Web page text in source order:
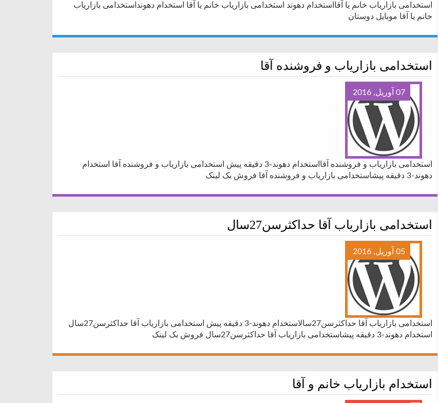
استخدامی بازاریاب خانم یا آقااستخدام دهوند استخدامی بازاریاب خانم یا آقا استخدام دهونداستخدامی بازاریاب
خانم یا آقا موبایل دوستان
استخدامی بازاریاب و فروشنده آقا
07 آوریل, 2016
استخدامی بازاریاب و فروشنده آقااستخدام دهوند-3 دقیقه پیش استخدامی بازاریاب و فروشنده آقا استخدام
دهوند-3 دقیقه پیشاستخدامی بازاریاب و فروشنده آقا فروش بک لینک
استخدامی بازاریاب آقا حداکثرسن27سال
05 آوریل, 2016
استخدامی بازاریاب آقا حداکثرسن27سالاستخدام دهوند-3 دقیقه پیش استخدامی بازاریاب آقا حداکثرسن27سال
استخدام دهوند-3 دقیقه پیشاستخدامی بازاریاب آقا حداکثرسن27سال فروش بک لینک
استخدام بازاریاب خانم و آقا